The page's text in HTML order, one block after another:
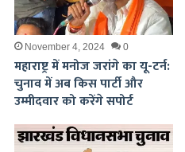
November 4, 2024 0
महाराष्ट्र में मनोज जरांगे का यू-टर्न:
चुनाव में अब किस पार्टी और
उम्मीदवार को करेंगे सपोर्ट